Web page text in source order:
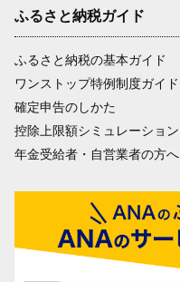
ふるさと納税ガイド
ふるさと納税の基本ガイド
ワンストップ特例制度ガイド
確定申告のしかた
控除上限額シミュレーション
年金受給者・自営業者の方へ